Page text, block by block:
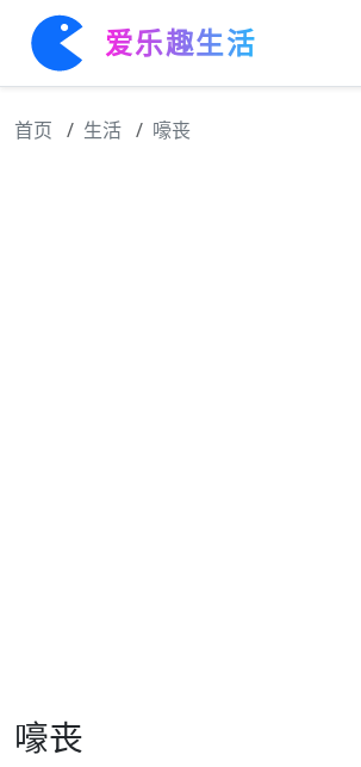
爱乐趣生活
首页 生活 嚎丧
嚎丧